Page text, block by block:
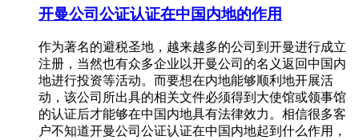
开曼公司公证认证在中国内地的作用
作为著名的避税圣地，越来越多的公司到开曼进行成立
注册，当然也有众多企业以开曼公司的名义返回中国内
地进行投资等活动。而要想在内地能够顺利地开展活
动，该公司所出具的相关文件必须得到大使馆或领事馆
的认证后才能够在中国内地具有法律效力。相信很多客
户不知道开曼公司公证认证在中国内地起到什么作用，